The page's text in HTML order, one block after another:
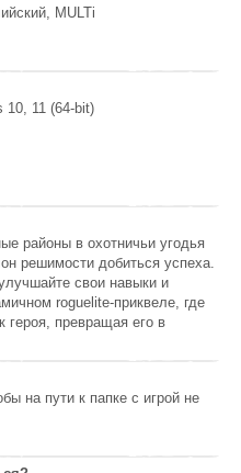
MULTi
10, 11 (64-bit)
районы в охотничьи угодья
решимости добиться успеха.
свои навыки и
roguelite-приквеле, где
героя, превращая его в
на пути к папке с игрой не